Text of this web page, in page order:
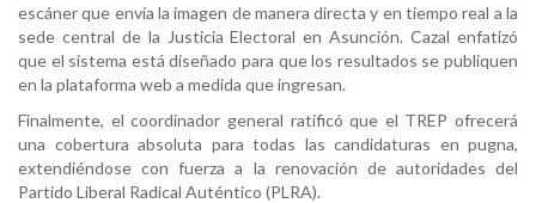
escáner que envía la imagen de manera directa y en tiempo real a la
sede central de la Justicia Electoral en Asunción. Cazal enfatizó
que el sistema está diseñado para que los resultados se publiquen
en la plataforma web a medida que ingresan.
Finalmente, el coordinador general ratificó que el TREP ofrecerá
una cobertura absoluta para todas las candidaturas en pugna,
extendiéndose con fuerza a la renovación de autoridades del
Partido Liberal Radical Auténtico (PLRA).